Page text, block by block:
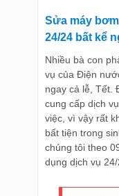
Sửa máy
24/24 bất kể
Nhiều bà con
vụ của Điện
ngay cả lễ, Tết.
cung cấp dịch
việc, vì vậy rất
bất tiện trong
chúng tôi theo
dụng dịch vụ